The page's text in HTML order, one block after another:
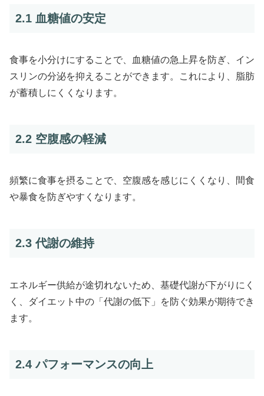
2.1 血糖値の安定
食事を小分けにすることで、血糖値の急上昇を防ぎ、イン
スリンの分泌を抑えることができます。これにより、脂肪
が蓄積しにくくなります。
2.2 空腹感の軽減
頻繁に食事を摂ることで、空腹感を感じにくくなり、間食
や暴食を防ぎやすくなります。
2.3 代謝の維持
エネルギー供給が途切れないため、基礎代謝が下がりにく
く、ダイエット中の「代謝の低下」を防ぐ効果が期待でき
ます。
2.4 パフォーマンスの向上